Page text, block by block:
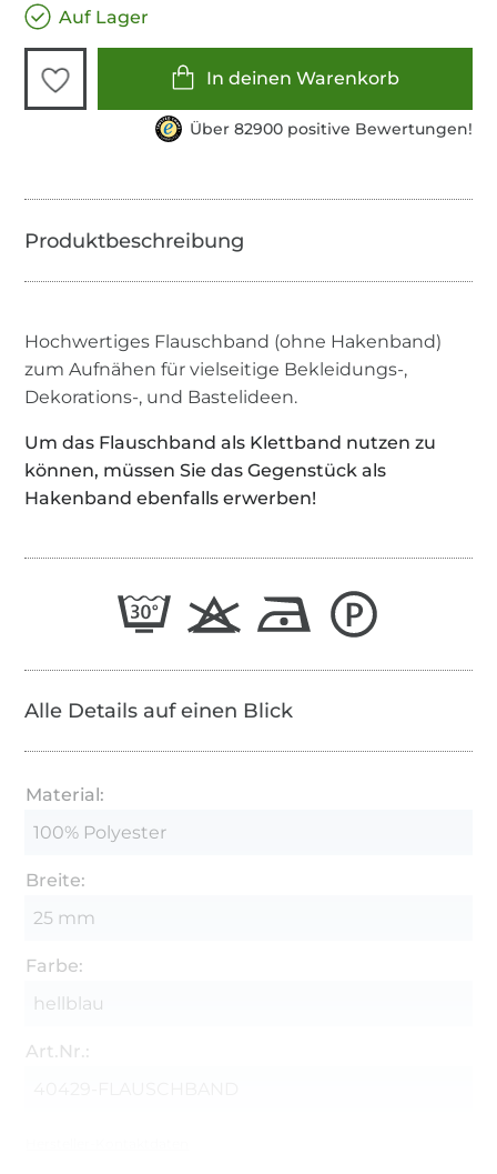
Auf Lager
In deinen Warenkorb
Über 82900 positive Bewertungen!
Hochwertiges Flauschband (ohne Hakenband)
zum Aufnähen für vielseitige Bekleidungs-,
Dekorations-, und Bastelideen.
Um das Flauschband als Klettband nutzen zu
können, müssen Sie das Gegenstück als
Hakenband ebenfalls erwerben!
Alle Details auf einen Blick
Material:
100% Polyester
Breite:
25 mm
Farbe:
hellblau
Art.Nr.: